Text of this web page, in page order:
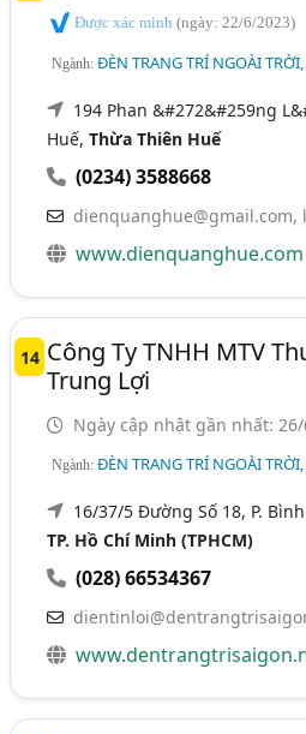
Được xác minh(ngày: 22/6/2023)
Ngành:ĐÈN TRANG TRÍ NGOÀI
194 Phan &#272&#259ng
Huế,Thừa Thiên Huế
(0234) 3588668
dienquanghue@gmail.com,
www.dienquanghue.com
14 Công Ty TNHH MTV
Trung Lợi
Ngày cập nhật gần nhất: 26/
Ngành:ĐÈN TRANG TRÍ NGOÀI
16/37/5 Đường Số 18, P.
TP. Hồ Chí Minh (TPHCM)
(028) 66534367